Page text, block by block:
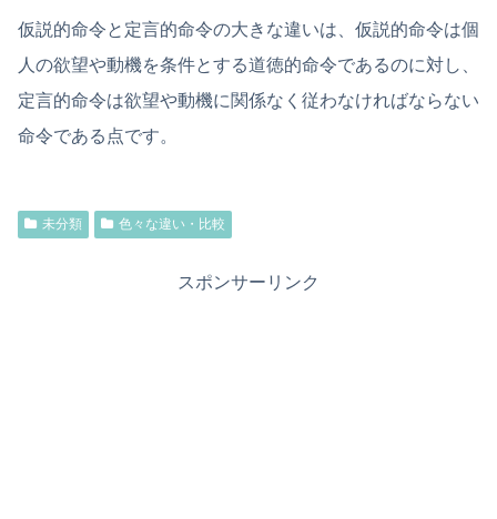
仮説的命令と定言的命令の大きな違いは、仮説的命令は個
人の欲望や動機を条件とする道徳的命令であるのに対し、
定言的命令は欲望や動機に関係なく従わなければならない
命令である点です。
未分類 色々な違い・比較
スポンサーリンク